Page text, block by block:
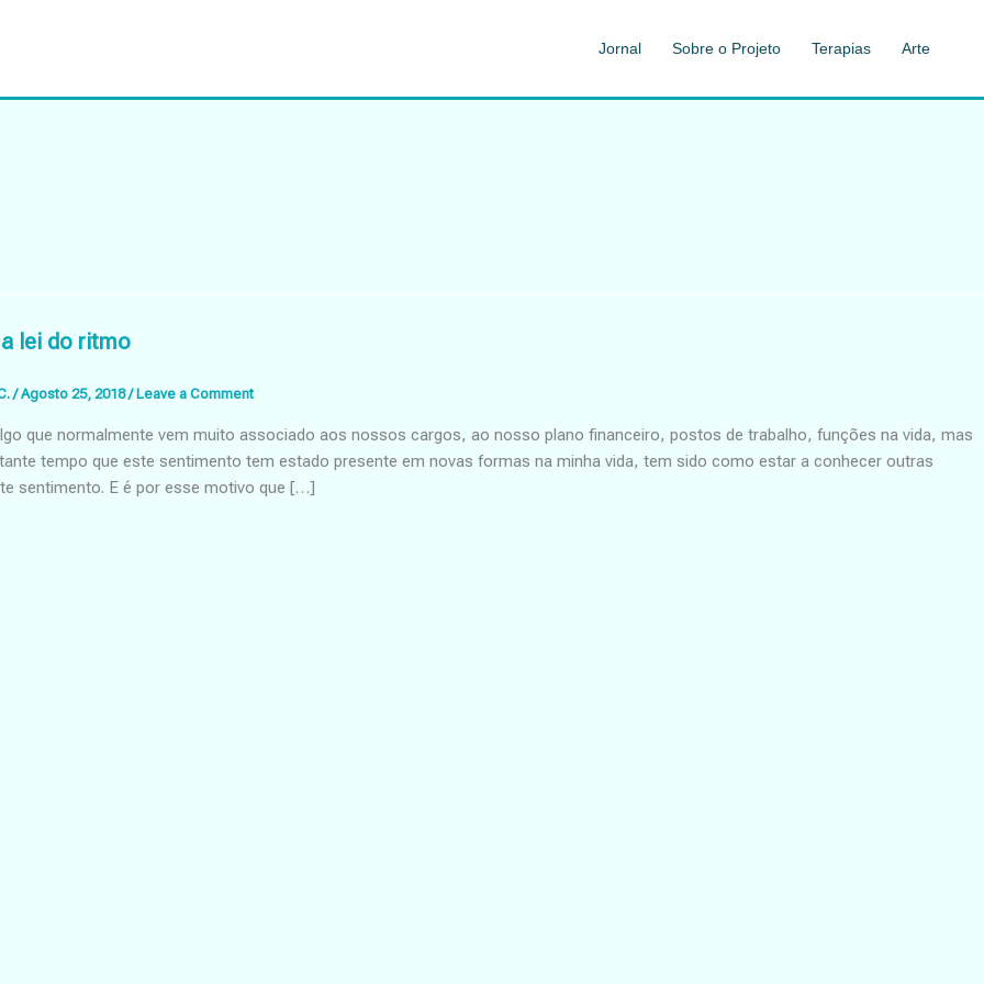
Jornal Sobre o Projeto Terapias Arte
lei do ritmo
/Agosto 25, 2018/ Leave a Comment
que normalmente vem muito associado aos nossos cargos, ao nosso plano financeiro, postos de trabalho, funções na vida, mas
tempo que este sentimento tem estado presente em novas formas na minha vida, tem sido como estar a conhecer outras
sentimento. E é por esse motivo que […]